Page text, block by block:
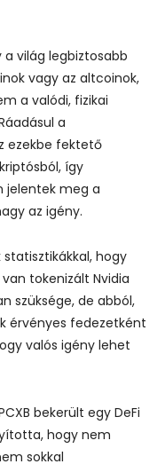
a világ legbiztosabb
vagy az altcoinok,
a valódi, fizikai
a
ezekbe fektető
így
jelentek meg a
az igény.
hogy
tokenizált Nvidia
szüksége, de abból,
érvényes fedezetként
valós igény lehet
bekerült egy DeFi
hogy nem
sokkal